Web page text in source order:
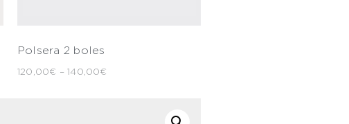
Polsera 2 boles
120,00€ – 140,00€